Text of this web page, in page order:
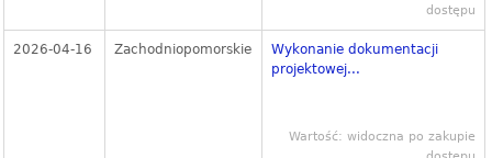
dostępu
2026-04-16 Zachodniopomorskie
Wykonanie dokumentacji
projektowej...
Wartość: widoczna po zakupie